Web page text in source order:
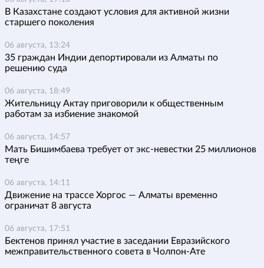
В Казахстане создают условия для активной жизни
старшего поколения
06 августа, 13:24
35 граждан Индии депортировали из Алматы по
решению суда
06 августа, 18:49
Жительницу Актау приговорили к общественным
работам за избиение знакомой
06 августа, 14:57
Мать Бишимбаева требует от экс-невестки 25 миллионов
теңге
06 августа, 14:11
Движение на трассе Хоргос — Алматы временно
ограничат 8 августа
06 августа, 17:51
Бектенов принял участие в заседании Евразийского
межправительственного совета в Чолпон-Ате